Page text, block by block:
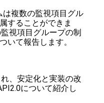
は複数の監視項目グル
することができま
視項目グループの制
いて報告します。
、安定化と実装の改
について紹介し